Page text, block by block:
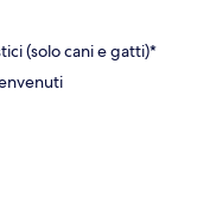
(solo cani e gatti)*